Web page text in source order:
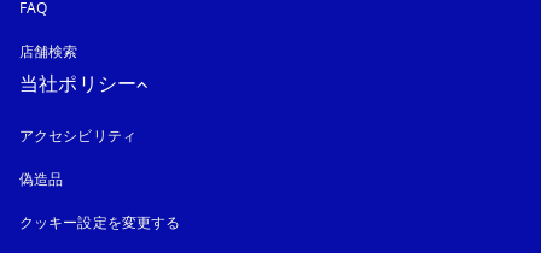
FAQ
店舗検索
当社ポリシー
アクセシビリティ
偽造品
クッキー設定を変更する